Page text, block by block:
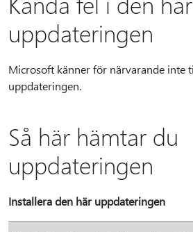
uppdateringen
Microsoft känner för närvarande inte
uppdateringen.
Så här hämtar du
uppdateringen
Installera den här uppdateringen